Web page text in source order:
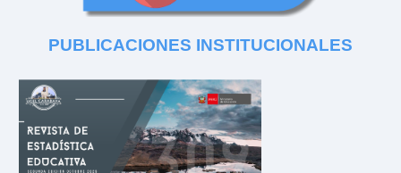
PUBLICACIONES INSTITUCIONALES